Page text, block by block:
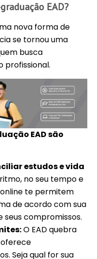
EAD?
nova forma de
se tornou uma
busca
profissional.
EAD são
estudos e vida
no seu tempo e
online te permitem
de acordo com sua
seus compromissos.
O EAD quebra
Seja qual for sua